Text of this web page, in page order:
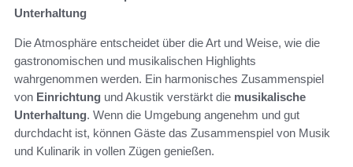
Unterhaltung
Die Atmosphäre entscheidet über die Art und Weise, wie die
gastronomischen und musikalischen Highlights
wahrgenommen werden. Ein harmonisches Zusammenspiel
von Einrichtung und Akustik verstärkt die musikalische
Unterhaltung. Wenn die Umgebung angenehm und gut
durchdacht ist, können Gäste das Zusammenspiel von Musik
und Kulinarik in vollen Zügen genießen.